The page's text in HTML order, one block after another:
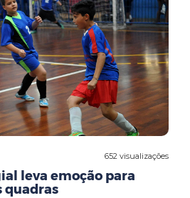
652 visualizações
leva emoção para
quadras